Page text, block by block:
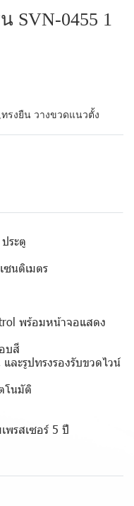
SVN-0455 1
,ทรงยืน วางขวดแนวตั้ง
ระตู
นติเมตร
พร้อมหน้าจอแสดง
บสี
ละรูปทรงรองรับขวดไวน์
โนมัติ
พรสเซอร์ 5 ปี